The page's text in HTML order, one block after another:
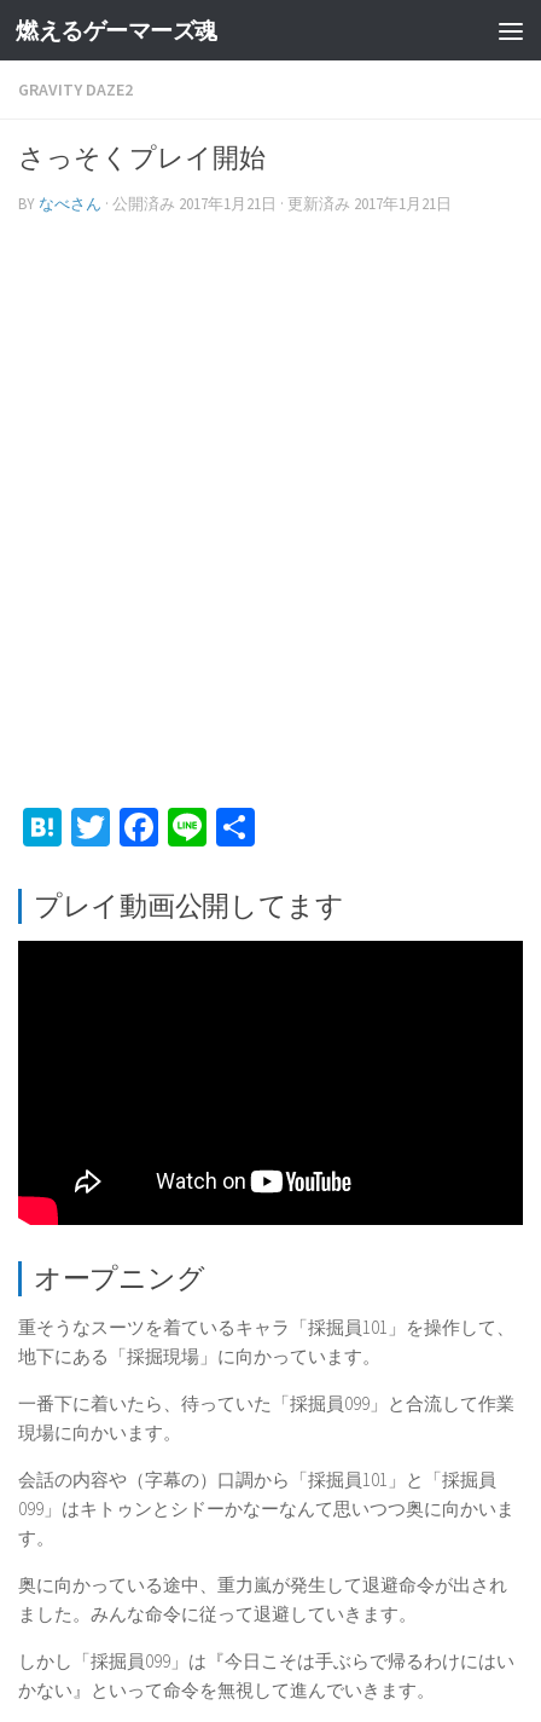
燃えるゲーマーズ魂
GRAVITY DAZE2
さっそくプレイ開始
BY なべさん · 公開済み 2017年1月21日 · 更新済み 2017年1月21日
Hatena
TwitterFacebook
Line
プレイ動画公開してます
オープニング
重そうなスーツを着ているキャラ「採掘員101」を操作して、
地下にある「採掘現場」に向かっています。
一番下に着いたら、待っていた「採掘員099」と合流して作業
現場に向かいます。
会話の内容や（字幕の）口調から「採掘員101」と「採掘員
099」はキトゥンとシドーかなーなんて思いつつ奥に向かいま
す。
奥に向かっている途中、重力嵐が発生して退避命令が出され
ました。みんな命令に従って退避していきます。
しかし「採掘員099」は『今日こそは手ぶらで帰るわけにはい
かない』といって命令を無視して進んでいきます。